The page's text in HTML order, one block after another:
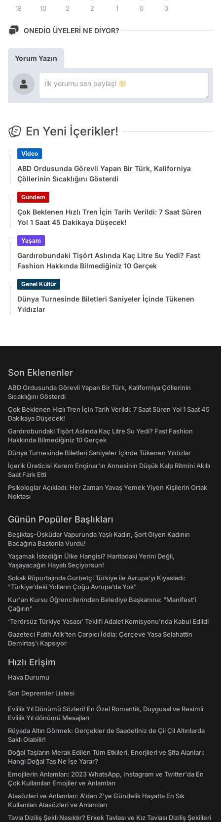
18 10 2 2 1 0 0
ONEDİO ÜYELERİ NE DİYOR?
Yorum Yazın
En Yeni İçerikler!
Video
ABD Ordusunda Görevli Yapan Bir Türk, Kaliforniya
Çöllerinin Sıcaklığını Gösterdi
Gündem
Çok Beklenen Hızlı Tren İçin Tarih Verildi: 7 Saat Süren
Yol 1 Saat 45 Dakikaya Düşecek!
Yaşam
Gardırobundaki Tişört Aslında Kaç Litre Su Yedi? Fast
Fashion Hakkında Bilmediğiniz 10 Gerçek
Genel Kültür
Dünya Turnesinde Biletleri Saniyeler İçinde Tükenen
Yıldızlar
Son Eklenenler
ABD Ordusunda Görevli Yapan Bir Türk, Kaliforniya Çöllerinin
Sıcaklığını Gösterdi
Çok Beklenen Hızlı Tren İçin Tarih Verildi: 7 Saat Süren Yol 1 Saat 45
Dakikaya Düşecek!
Gardırobundaki Tişört Aslında Kaç Litre Su Yedi? Fast Fashion
Hakkında Bilmediğiniz 10 Gerçek
Dünya Turnesinde Biletleri Saniyeler İçinde Tükenen Yıldızlar
İçerik Üreticisi Kerem Enginar'ın Annesinin Düşük Kalp Ritmini Akıllı
Saat Fark Etti
Psikologlar Açıkladı: Her Zaman Yavaş Yemek Yiyen Kişilerin Ortak
Noktası
Günün Popüler Başlıkları
Beşiktaş-Üsküdar Vapurunda Yaşlı Kadın, Şort Giyen Kadının
Bacağına Bastonla Vurdu!
Yaşamak İstediğin Ülke Hangisi? Haritadaki Yerini Değil,
Yaşayacağın Hayatı Seçiyorsun!
Sokak Röportajında Gurbetçi Türkiye ile Avrupa'yı Kıyasladı:
"Türkiye’deki Yolların Çoğu Avrupa’da Yok"
Kur'an Kursu Öğrencilerinden Belediye Başkanına: "Manifest’i
Çağırın"
‘Terörsüz Türkiye Yasası’ Teklifi Adalet Komisyonu'nda Kabul Edildi
Gazeteci Fatih Atik'ten Çarpıcı İddia: Çerçeve Yasa Selahattin
Demirtaş'ı Kapsıyor
Hızlı Erişim
Hava Durumu
Son Depremler Listesi
Evlilik Yıl Dönümü Sözleri! En Özel Romantik, Duygusal ve Resimli
Evlilik Yıl dönümü Mesajları
Rüyada Altın Görmek: Gerçekler de Saadetiniz de Çil Çil Altınlarda
Saklı Olabilir!
Doğal Taşların Merak Edilen Tüm Etkileri, Enerjileri ve Şifa Alanları:
Hangi Doğal Taş Ne İşe Yarar?
Emojilerin Anlamları: 2023 WhatsApp, Instagram ve Twitter'da En
Çok Kullanılan Emojiler ve Anlamları
Atasözleri ve Anlamları: A'dan Z'ye Gündelik Hayatta En Sık
Kullanılan Atasözleri ve Anlamları
Tavla Diziliş Şekli Nasıldır? Erkek Tavlası ve Kız Tavlası Diziliş Şekilleri